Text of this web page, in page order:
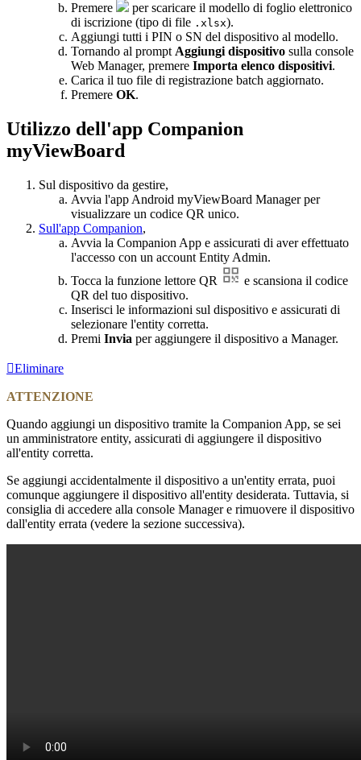
Premere
per scaricare il modello di foglio elettronico
di iscrizione (tipo di file .xlsx).
Aggiungi tutti i PIN o SN del dispositivo al modello.
Tornando al prompt Aggiungi dispositivo sulla console
Web Manager, premere Importa elenco dispositivi.
Carica il tuo file di registrazione batch aggiornato.
Premere OK.
Utilizzo dell'app Companion
myViewBoard
Sul dispositivo da gestire,
Avvia l'app Android myViewBoard Manager per
visualizzare un codice QR unico.
Sull'app Companion,
Avvia la Companion App e assicurati di aver effettuato
l'accesso con un account Entity Admin.
Tocca la funzione lettore QR
e scansiona il codice
QR del tuo dispositivo.
Inserisci le informazioni sul dispositivo e assicurati di
selezionare l'entity corretta.
Premi Invia per aggiungere il dispositivo a Manager.
Eliminare
ATTENZIONE
Quando aggiungi un dispositivo tramite la Companion App, se sei
un amministratore entity, assicurati di aggiungere il dispositivo
all'entity corretta.
Se aggiungi accidentalmente il dispositivo a un'entity errata, puoi
comunque aggiungere il dispositivo all'entity desiderata. Tuttavia, si
consiglia di accedere alla console Manager e rimuovere il dispositivo
dall'entity errata (vedere la sezione successiva).